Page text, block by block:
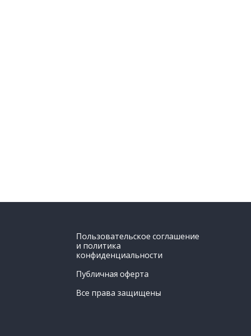
Пользовательское соглашение
и политика
конфиденциальности
Публичная оферта
Все права защищены